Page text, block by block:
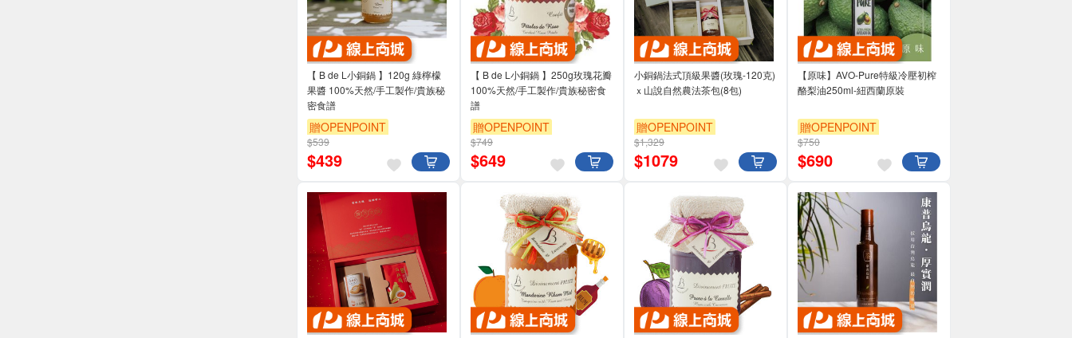
【 B de L小銅鍋 】120g 綠檸檬
果醬 100%天然/手工製作/貴族秘
密食譜
贈OPENPOINT
$539
$439
【 B de L小銅鍋 】250g玫瑰花瓣
100%天然/手工製作/貴族秘密食
譜
贈OPENPOINT
$749
$649
小銅鍋法式頂級果醬(玫瑰-120克)
ｘ山說自然農法茶包(8包)
贈OPENPOINT
$1,329
$1079
【原味】AVO-Pure特級冷壓初榨
酪梨油250ml-紐西蘭原裝
贈OPENPOINT
$750
$690